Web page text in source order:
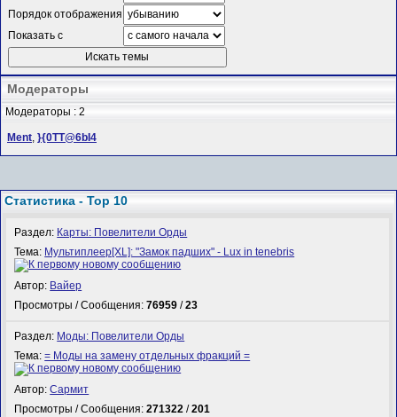
Порядок отображения
Показать с
Модераторы
Модераторы : 2
Ment, }{0TT@6bI4
Статистика - Top 10
Раздел: Карты: Повелители Орды
Тема: Мультиплеер[XL]: "Замок падших" - Lux in tenebris
Автор: Вайер
Просмотры / Сообщения:76959 /23
Раздел: Моды: Повелители Орды
Тема:= Моды на замену отдельных фракций =
Автор:Сармит
Просмотры / Сообщения:271322 /201